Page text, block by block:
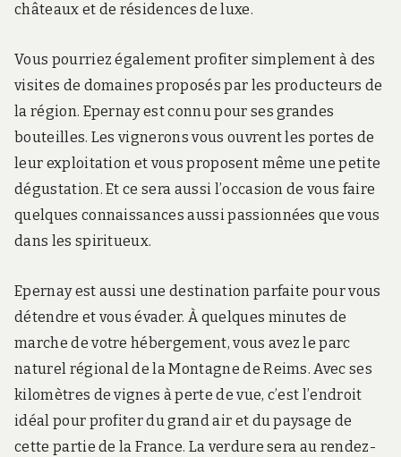
châteaux et de résidences de luxe.
Vous pourriez également profiter simplement à des
visites de domaines proposés par les producteurs de
la région. Epernay est connu pour ses grandes
bouteilles. Les vignerons vous ouvrent les portes de
leur exploitation et vous proposent même une petite
dégustation. Et ce sera aussi l’occasion de vous faire
quelques connaissances aussi passionnées que vous
dans les spiritueux.
Epernay est aussi une destination parfaite pour vous
détendre et vous évader. À quelques minutes de
marche de votre hébergement, vous avez le parc
naturel régional de la Montagne de Reims. Avec ses
kilomètres de vignes à perte de vue, c’est l’endroit
idéal pour profiter du grand air et du paysage de
cette partie de la France. La verdure sera au rendez-